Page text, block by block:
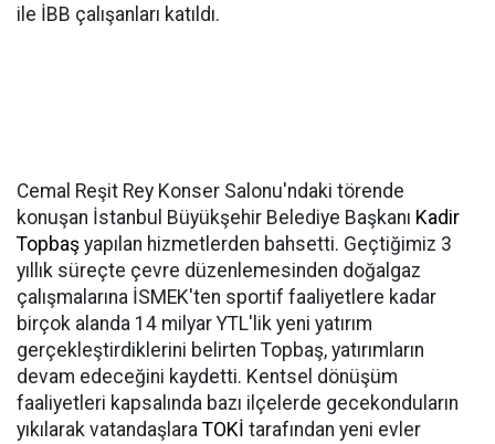
ile İBB çalışanları katıldı.
Cemal Reşit Rey Konser Salonu'ndaki törende
konuşan İstanbul Büyükşehir Belediye Başkanı Kadir
Topbaş yapılan hizmetlerden bahsetti. Geçtiğimiz 3
yıllık süreçte çevre düzenlemesinden doğalgaz
çalışmalarına İSMEK'ten sportif faaliyetlere kadar
birçok alanda 14 milyar YTL'lik yeni yatırım
gerçekleştirdiklerini belirten Topbaş, yatırımların
devam edeceğini kaydetti. Kentsel dönüşüm
faaliyetleri kapsalında bazı ilçelerde gecekonduların
yıkılarak vatandaşlara TOKİ tarafından yeni evler